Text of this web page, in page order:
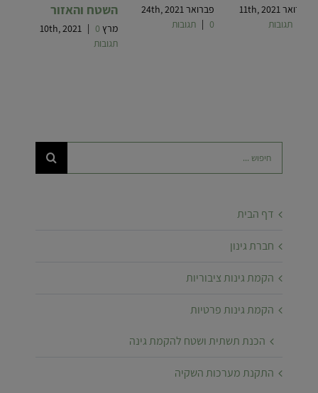
השטח והאזור
מרץ 10th, 2021 | 0
תגובות
פברואר 24th, 2021
| 0 תגובות
פברואר 11th, 2021
דף הבית
חברת גינון
הקמת גינות ציבוריות
הקמת גינות פרטיות
הכנת תשתית ושטח להקמת גינה
התקנת מערכות השקיה